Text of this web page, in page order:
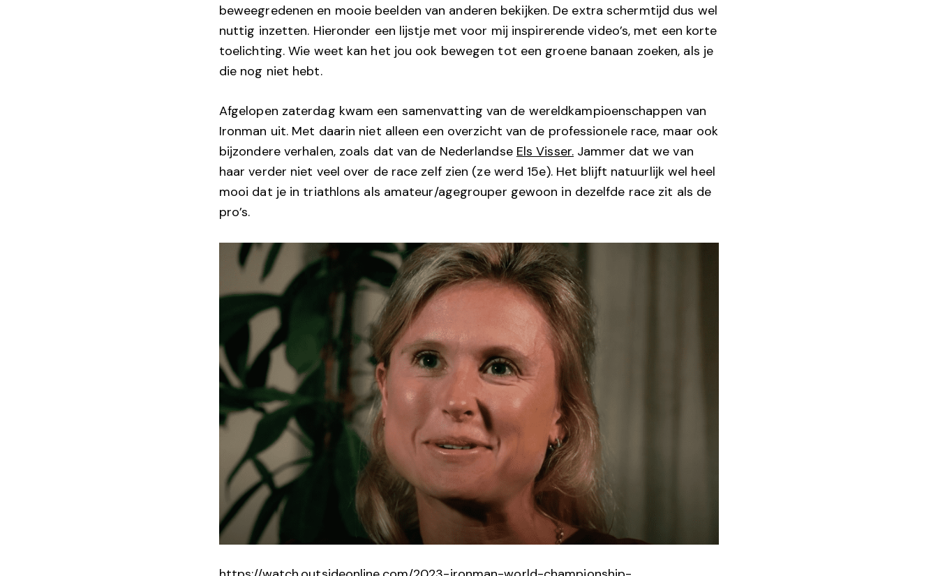
beweegredenen en mooie beelden van anderen bekijken. De extra schermtijd dus wel
nuttig inzetten. Hieronder een lijstje met voor mij inspirerende video’s, met een korte
toelichting. Wie weet kan het jou ook bewegen tot een groene banaan zoeken, als je
die nog niet hebt.
Afgelopen zaterdag kwam een samenvatting van de wereldkampioenschappen van
Ironman uit. Met daarin niet alleen een overzicht van de professionele race, maar ook
bijzondere verhalen, zoals dat van de Nederlandse Els Visser.Jammer dat we van
haar verder niet veel over de race zelf zien (ze werd 15e). Het blijft natuurlijk wel heel
mooi dat je in triathlons als amateur/agegrouper gewoon in dezelfde race zit als de
pro’s.